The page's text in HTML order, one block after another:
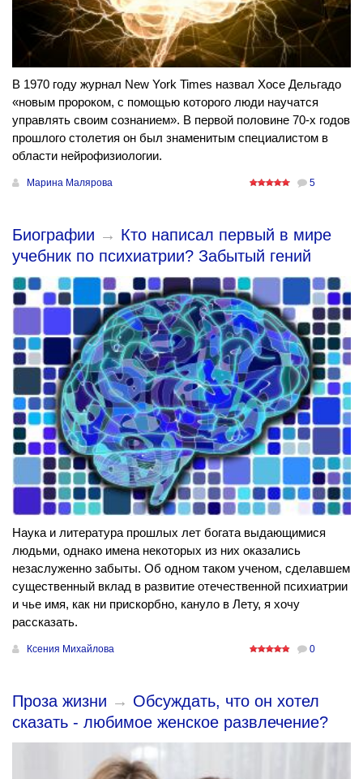
В 1970 году журнал New York Times назвал Хосе Дельгадо
«новым пророком, с помощью которого люди научатся
управлять своим сознанием». В первой половине 70-х годов
прошлого столетия он был знаменитым специалистом в
области нейрофизиологии.
Марина Малярова 5
Биографии → Кто написал первый в мире
учебник по психиатрии? Забытый гений
Наука и литература прошлых лет богата выдающимися
людьми, однако имена некоторых из них оказались
незаслуженно забыты. Об одном таком ученом, сделавшем
существенный вклад в развитие отечественной психиатрии
и чье имя, как ни прискорбно, кануло в Лету, я хочу
рассказать.
Ксения Михайлова 0
Проза жизни → Обсуждать, что он хотел
сказать - любимое женское развлечение?